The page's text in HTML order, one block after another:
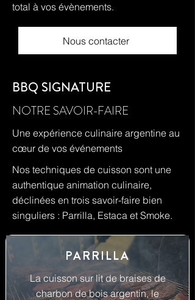
total à vos évènements.
Nous contacter
BBQ SIGNATURE
NOTRE SAVOIR-FAIRE
Une expérience culinaire argentine au
cœur de vos événements
Nos techniques de cuisson sont une
authentique animation culinaire,
déclinées en trois savoir-faire bien
singuliers : Parrilla, Estaca et Smoke.
PARRILLA
La cuisson sur lit de braises de
charbon de bois argentin, le